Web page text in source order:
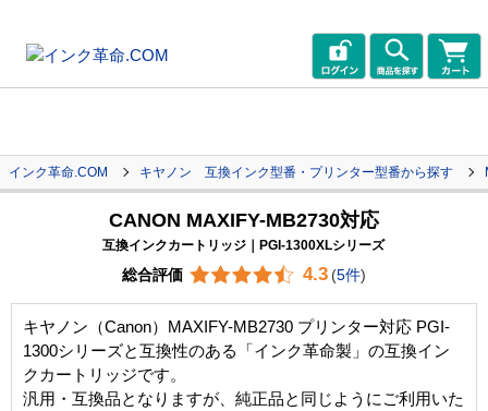
インク革命.COM キヤノン 互換インク型番・プリンター型番から探す
CANON MAXIFY-MB2730対応
互換インクカートリッジ｜PGI-1300XLシリーズ
総合評価 4.3 (5件)
キヤノン（Canon）MAXIFY-MB2730 プリンター対応 PGI-
1300シリーズと互換性のある「インク革命製」の互換イン
クカートリッジです。
汎用・互換品となりますが、純正品と同じようにご利用いた